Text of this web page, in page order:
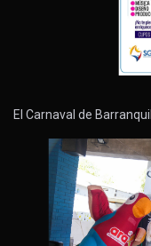
El Carnaval de